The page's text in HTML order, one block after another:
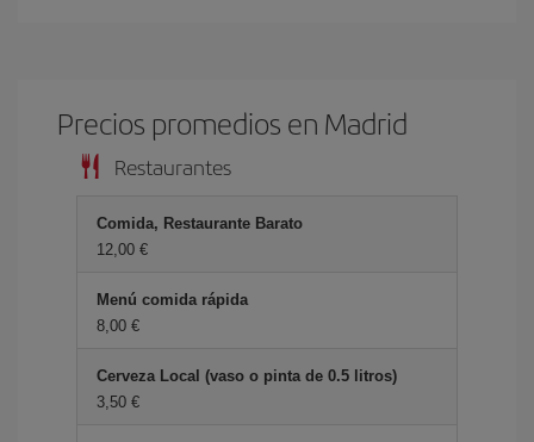
Precios promedios en Madrid
Restaurantes
Comida, Restaurante Barato
12,00 €
Menú comida rápida
8,00 €
Cerveza Local (vaso o pinta de 0.5 litros)
3,50 €